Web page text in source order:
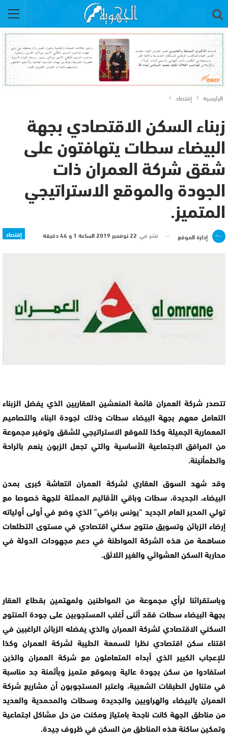
الرئيسية إقتصاد
زبناء السكن الاقتصادي بجهة
البيضاء سطات يتهافتون على
شقق شركة العمران ذات
الجودة والموقع الاستراتيجي
المتميز.
إقتصاد إدارة الموقع نشر في 22 نوفمبر 2019 الساعة 1 و 44 دقيقة
تتصدر شركة العمران قائمة المنعشين العقاريين الذي يفضل الزبناء
التعامل معهم بجهة البيضاء سطات وذلك لجودة البناء والتصاميم
المعمارية الجميلة وكذا للموقع الاستراتيجي للشقق وتوفير مجموعة
من المرافق الاجتماعية الأساسية والتي تجعل الزبون ينعم بالراحة
والطمأنينة.
وقد شهد السوق العقاري لشركة العمران انتعاشة كبرى بمدن
البيضاء، الجديدة، سطات وباقي الأقاليم الممثلة للجهة خصوصا مع
تولي المدير العام الجديد “يونس براضي” الذي وضع في أولى أولياته
إرضاء الزبائن وتسويق منتوج سكني اقتصادي في مستوى التطلعات
مساهمة من هذه الشركة المواطنة في دعم مجهودات الدولة في
محاربة السكن العشوائي والغير اللائق.
وباستقرائنا لرأي مجموعة من المواطنين ولمهتمين بقطاع العقار
بجهة البيضاء سطات فقد أثنى أغلب المستجوبين على جودة المنتوج
السكني الاقتصادي لشركة العمران والذي يفضله الزبائن الراغبين في
اقتناء سكن اقتصادي نظرا للسمعة الطيبة لشركة العمران وكذا
للإعجاب الكبير الذي أبداه المتعاملون مع شركة العمران والذين
استفادوا من سكن بجودة عالية وبموقع متميز وبأثمنة جد مناسبة
في متناول الطبقات الشعبية، واعتبر المستجوبون أن مشاريع شركة
العمران بالبيضاء والهراويين والجديدة وسطات والمحمدية والعديد
من مناطق الجهة كانت ناجحة بامتياز ومكنت من حل مشاكل اجتماعية
وتمكين ساكنة هذه المناطق من السكن في ظروف جيدة.